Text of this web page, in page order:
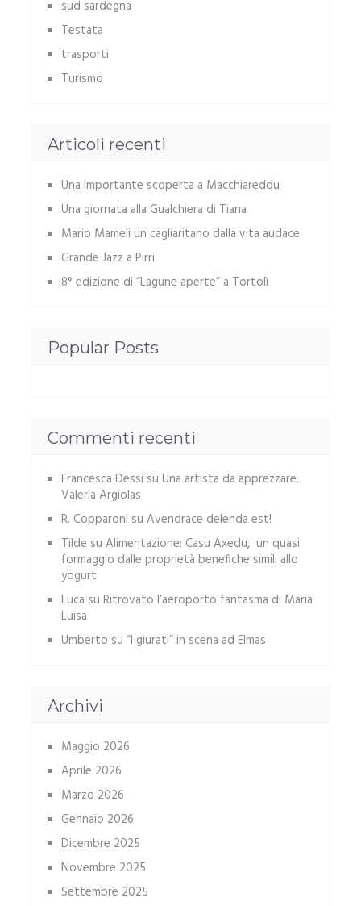
sud sardegna
Testata
trasporti
Turismo
Articoli recenti
Una importante scoperta a Macchiareddu
Una giornata alla Gualchiera di Tiana
Mario Mameli un cagliaritano dalla vita audace
Grande Jazz a Pirri
8° edizione di “Lagune aperte” a Tortolì
Popular Posts
Commenti recenti
Francesca Dessi su Una artista da apprezzare:
Valeria Argiolas
R. Copparoni su Avendrace delenda est!
Tilde su Alimentazione: Casu Axedu, un quasi
formaggio dalle proprietà benefiche simili allo
yogurt
Luca su Ritrovato l’aeroporto fantasma di Maria
Luisa
Umberto su “I giurati” in scena ad Elmas
Archivi
Maggio 2026
Aprile 2026
Marzo 2026
Gennaio 2026
Dicembre 2025
Novembre 2025
Settembre 2025